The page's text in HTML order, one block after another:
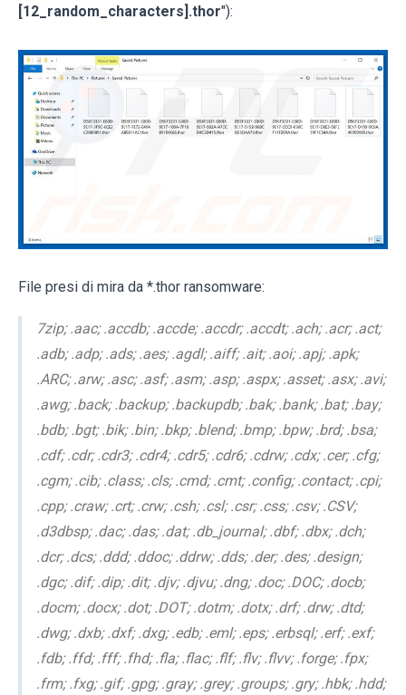
[12_random_characters].thor"):
File presi di mira da *.thor ransomware:
7zip; .aac; .accdb; .accde; .accdr; .accdt; .ach; .acr; .act;
.adb; .adp; .ads; .aes; .agdl; .aiff; .ait; .aoi; .apj; .apk;
.ARC; .arw; .asc; .asf; .asm; .asp; .aspx; .asset; .asx; .avi;
.awg; .back; .backup; .backupdb; .bak; .bank; .bat; .bay;
.bdb; .bgt; .bik; .bin; .bkp; .blend; .bmp; .bpw; .brd; .bsa;
.cdf; .cdr; .cdr3; .cdr4; .cdr5; .cdr6; .cdrw; .cdx; .cer; .cfg;
.cgm; .cib; .class; .cls; .cmd; .cmt; .config; .contact; .cpi;
.cpp; .craw; .crt; .crw; .csh; .csl; .csr; .css; .csv; .CSV;
.d3dbsp; .dac; .das; .dat; .db_journal; .dbf; .dbx; .dch;
.dcr; .dcs; .ddd; .ddoc; .ddrw; .dds; .der; .des; .design;
.dgc; .dif; .dip; .dit; .djv; .djvu; .dng; .doc; .DOC; .docb;
.docm; .docx; .dot; .DOT; .dotm; .dotx; .drf; .drw; .dtd;
.dwg; .dxb; .dxf; .dxg; .edb; .eml; .eps; .erbsql; .erf; .exf;
.fdb; .ffd; .fff; .fhd; .fla; .flac; .flf; .flv; .flvv; .forge; .fpx;
.frm; .fxg; .gif; .gpg; .gray; .grey; .groups; .gry; .hbk; .hdd;